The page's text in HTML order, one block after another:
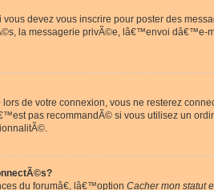
devez vous inscrire pour poster des
la messagerie privÃ©e, lâ€™envoi
lors de votre connexion, vous ne resterez
pas recommandÃ© si vous utilisez un
du forumâ€, lâ€™option Cacher mon statut